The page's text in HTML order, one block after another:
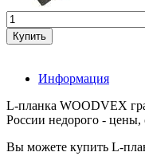
Информация
L-планка WOODVEX
России недорого - цены,
Вы можете купить L-